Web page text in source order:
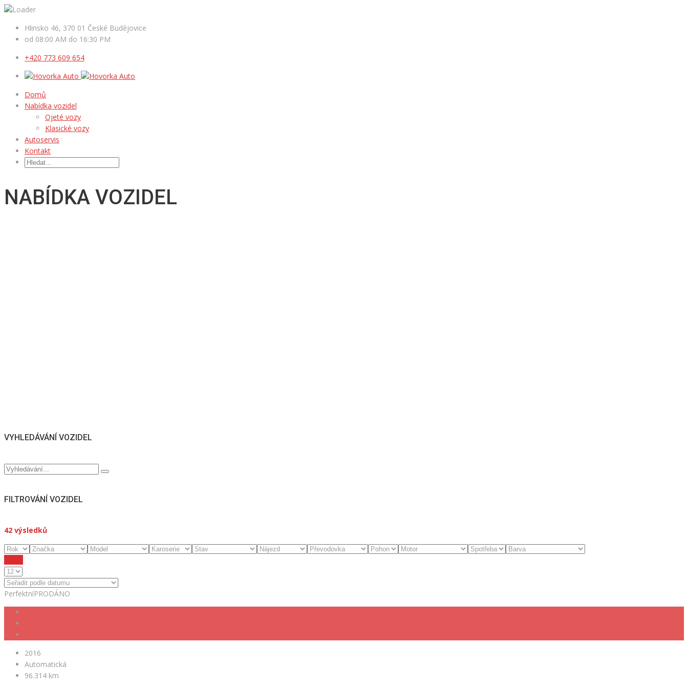
Hlinsko 46, 370 01 České Budějovice
od 08:00 AM do 16:30 PM
+420 773 609 654
Domů
Nabídka vozidel
Ojeté vozy
Klasické vozy
Autoservis
Kontakt
NABÍDKA VOZIDEL
VYHLEDÁVÁNÍ VOZIDEL
FILTROVÁNÍ VOZIDEL
42 výsledků
PerfektníPRODÁNO
2016
Automatická
96.314 km